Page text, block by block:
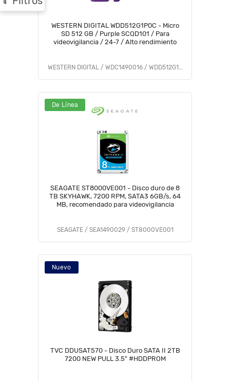
WESTERN DIGITAL WDD512G1P0C - Micro
SD 512 GB / Purple SCQD101 / Para
videovigilancia / 24-7 / Alto rendimiento
WESTERN DIGITAL / WDC1490016 / WDD512G1P0C
De Línea
SEAGATE ST8000VE001 - Disco duro de 8
TB SKYHAWK, 7200 RPM, SATA3 6GB/s, 64
MB, recomendado para videovigilancia
SEAGATE / SEA1490029 / ST8000VE001
Nuevo
TVC DDUSAT570 - Disco Duro SATA II 2TB
7200 NEW PULL 3.5" #HDDPROM